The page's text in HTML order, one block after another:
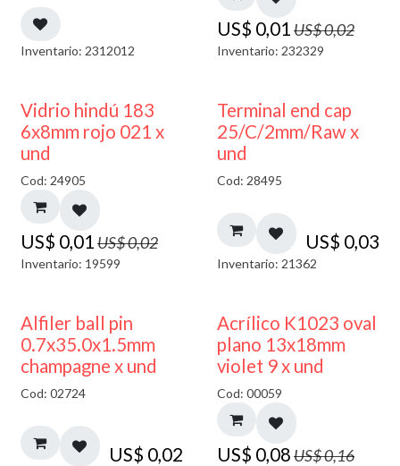
Inventario: 2312012
US$ 0,01US$0,02
Inventario: 232329
40% DESCUENTO
Vidrio hindú 183
6x8mm rojo 021 x
und
Cod: 24905
US$ 0,01US$0,02
Inventario: 19599
Terminal end cap
25/C/2mm/Raw x
und
Cod: 28495
US$ 0,03
Inventario: 21362
Alfiler ball pin
0.7x35.0x1.5mm
champagne x und
Cod: 02724
US$ 0,02
50% DESCUENTO
Acrílico K1023 oval
plano 13x18mm
violet 9 x und
Cod: 00059
US$ 0,08US$0,16